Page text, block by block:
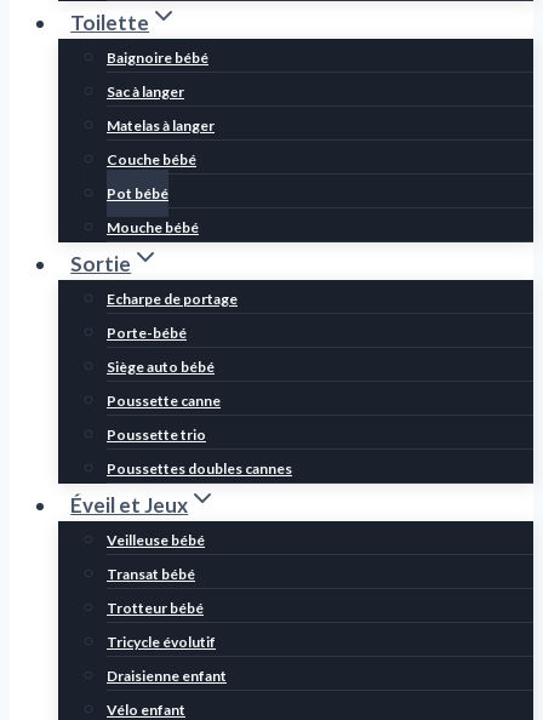
Toilette
Baignoire bébé
Sac à langer
Matelas à langer
Couche bébé
Pot bébé
Mouche bébé
Sortie
Echarpe de portage
Porte-bébé
Siège auto bébé
Poussette canne
Poussette trio
Poussettes doubles cannes
Éveil et Jeux
Veilleuse bébé
Transat bébé
Trotteur bébé
Tricycle évolutif
Draisienne enfant
Vélo enfant